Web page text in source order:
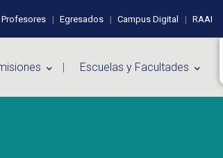
Profesores Egresados Campus Digital RAAI
Escuelas y Facultades